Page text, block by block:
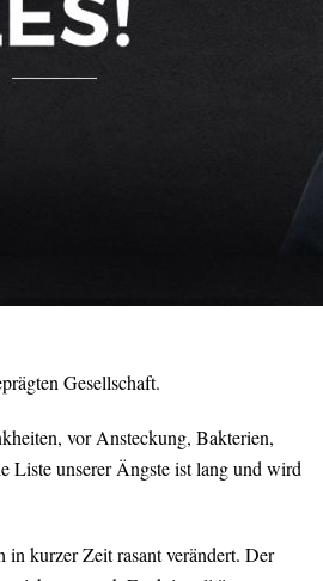
Gesellschaft.
vor Ansteckung, Bakterien,
unserer Ängste ist lang und wird
in kurzer Zeit rasant verändert. Der